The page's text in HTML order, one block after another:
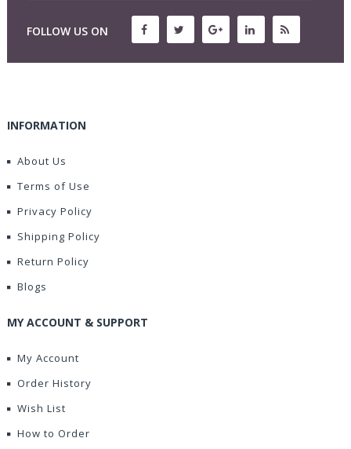
FOLLOW US ON
INFORMATION
About Us
Terms of Use
Privacy Policy
Shipping Policy
Return Policy
Blogs
MY ACCOUNT & SUPPORT
My Account
Order History
Wish List
How to Order